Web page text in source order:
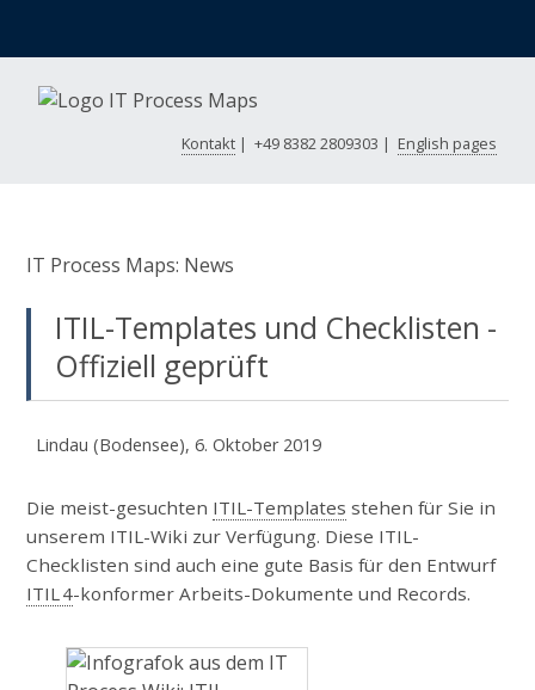
Kontakt | +49 8382 2809303 | English pages
IT Process Maps: News
ITIL-Templates und Checklisten -
Offiziell geprüft
Lindau (Bodensee), 6. Oktober 2019
Die meist-gesuchten ITIL-Templates stehen für Sie in
unserem ITIL-Wiki zur Verfügung. Diese ITIL-
Checklisten sind auch eine gute Basis für den Entwurf
ITIL 4-konformer Arbeits-Dokumente und Records.